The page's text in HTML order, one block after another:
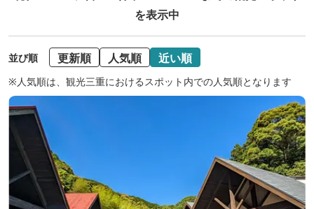
を表示中
並び順 更新順 人気順 近い順
※人気順は、観光三重におけるスポット内での人気順となります